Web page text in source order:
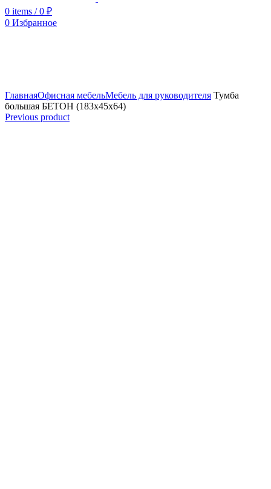
0 items / 0 ₽
0 Избранное
ГлавнаяОфисная мебельМебель для руководителя Тумба
большая БЕТОН (183x45x64)
Previous product